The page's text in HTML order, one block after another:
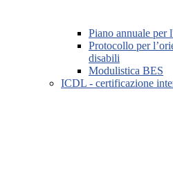
Piano annuale per
Protocollo per
disabili
Modulistica BES
ICDL - certificazione